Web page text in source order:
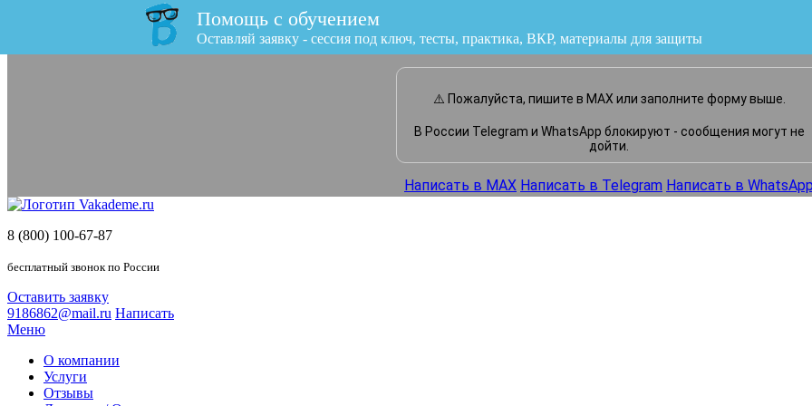
Помощь с обучением
Оставляй заявку - сессия под ключ, тесты, практика, ВКР
или напишите нам прямо сейчас
⚠️ Пожалуйста, пишите в MAX или заполните форму выше.
В России Telegram и WhatsApp блокируют - сообщения могут не
дойти.
Написать в MAX Написать в Telegram Написать в
8 (800) 100-67-87
бесплатный звонок по России
Оставить заявку
9186862@mail.ru Написать
Меню
О компании
Услуги
Отзывы